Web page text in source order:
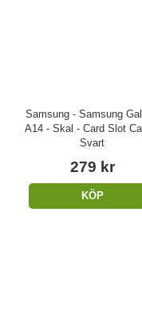
Samsung - Samsung
A14 - Skal - Card Slot
Svart
279 kr
KÖP